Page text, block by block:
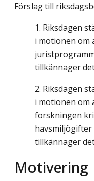
Förslag till
Riksdagen
i motionen om
tillkännager
Riksdagen
i motionen om
forskningen
tillkännager
Motivering